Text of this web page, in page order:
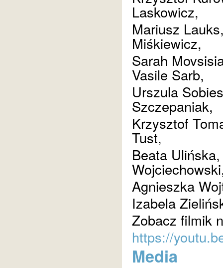
Laskowicz,
Mariusz
Miśkiewicz,
Sarah
Vasile Sarb,
Urszula
Szczepaniak,
Krzysztof
Tust,
Beata
Agnieszka
Izabela
Zobacz filmik
https://
Media